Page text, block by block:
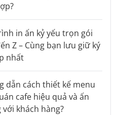
in ấn kỷ yếu trọn gói
Z – Cùng bạn lưu giữ ký
nhất
dẫn cách thiết kế menu
cafe hiệu quả và ấn
khách hàng?